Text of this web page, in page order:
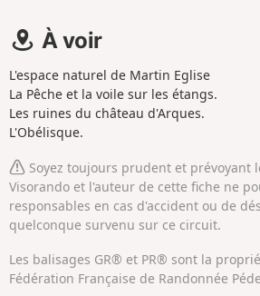
À voir
L'espace naturel de Martin Eglise
La Pêche et la voile sur les étangs.
Les ruines du château d'Arques.
L'Obélisque.
Soyez toujours prudent et prévoyant
Visorando et l'auteur de cette fiche ne
responsables en cas d'accident ou de
quelconque survenu sur ce circuit.
Les balisages GR® et PR® sont la
Fédération Française de Randonnée